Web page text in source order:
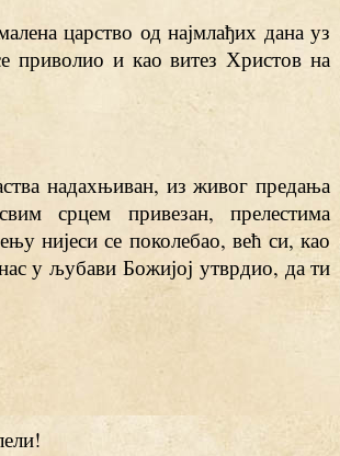
царство од најмлађих дана уз
приволио и као витез Христов на
надахњиван, из живог предања
срцем привезан, прелестима
нијеси се поколебао, већ си, као
у љубави Божијој утврдио, да ти